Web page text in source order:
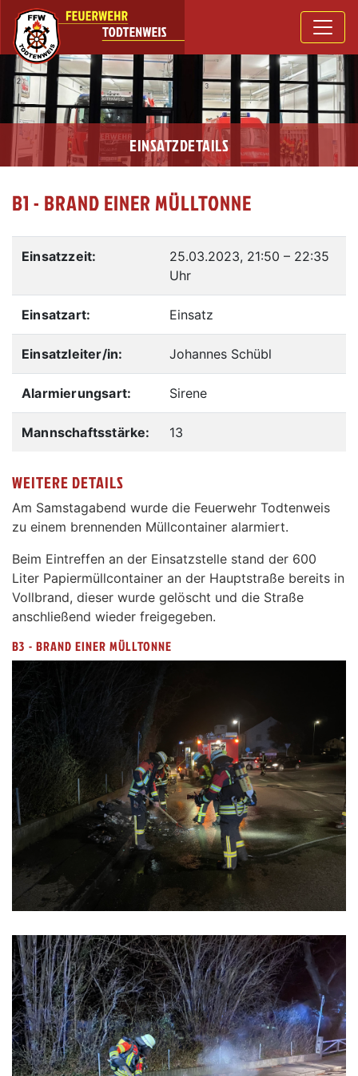
EINSATZDETAILS
B1 - BRAND EINER MÜLLTONNE
Einsatzzeit: 25.03.2023, 21:50 – 22:35
Uhr
Einsatzart: Einsatz
Einsatzleiter/in: Johannes Schübl
Alarmierungsart: Sirene
Mannschaftsstärke: 13
WEITERE DETAILS
Am Samstagabend wurde die Feuerwehr Todtenweis
zu einem brennenden Müllcontainer alarmiert.
Beim Eintreffen an der Einsatzstelle stand der 600
Liter Papiermüllcontainer an der Hauptstraße bereits in
Vollbrand, dieser wurde gelöscht und die Straße
anschließend wieder freigegeben.
B3 - BRAND EINER MÜLLTONNE